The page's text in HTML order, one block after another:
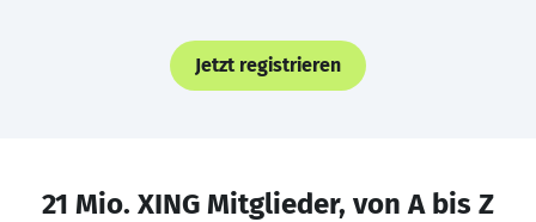
Jetzt registrieren
21 Mio. XING Mitglieder, von A bis Z